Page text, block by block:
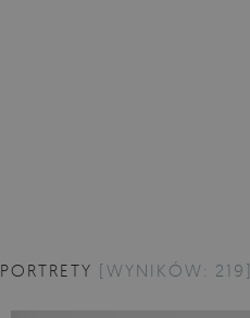
PORTRETY [WYNIKÓW: 219]